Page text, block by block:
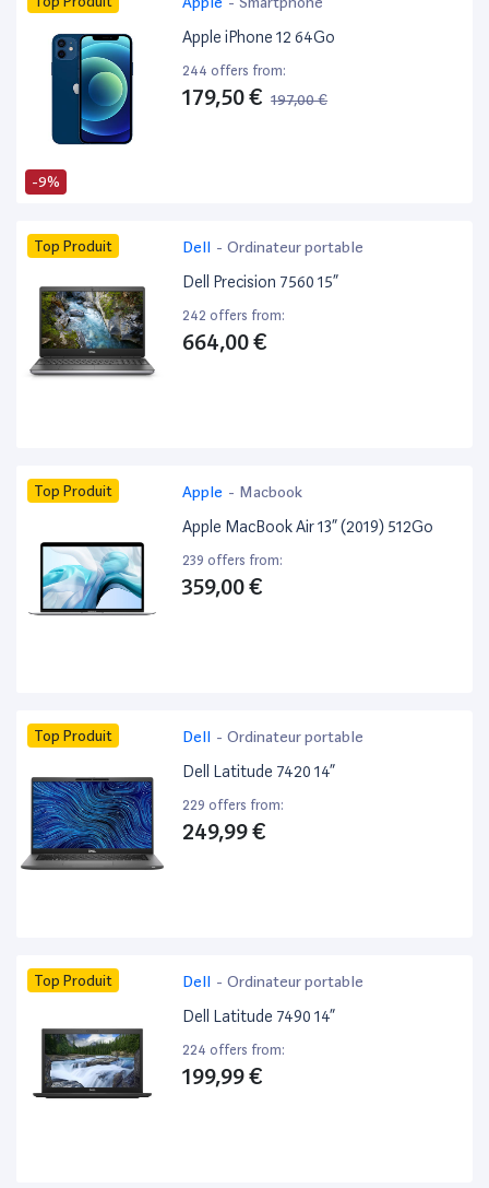
-9%
Apple iPhone 12 64Go
244 offers from:
179,50 € 197,00 €
Top Produit Dell - Ordinateur portable
Dell Precision 7560 15”
242 offers from:
664,00 €
Top Produit Apple - Macbook
Apple MacBook Air 13” (2019) 512Go
239 offers from:
359,00 €
Top Produit Dell - Ordinateur portable
Dell Latitude 7420 14”
229 offers from:
249,99 €
Top Produit Dell - Ordinateur portable
Dell Latitude 7490 14”
224 offers from:
199,99 €